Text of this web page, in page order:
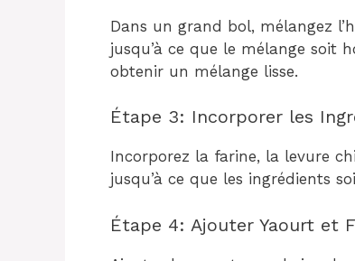
Dans un grand bol, mélangez
jusqu’à ce que le mélange soit
obtenir un mélange lisse.
Étape 3: Incorporer les
Incorporez la farine, la levure
jusqu’à ce que les ingrédients
Étape 4: Ajouter Yaourt et